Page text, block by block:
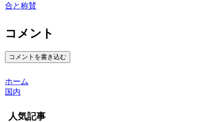
合と称賛
コメント
コメントを書き込む
ホーム
国内
人気記事